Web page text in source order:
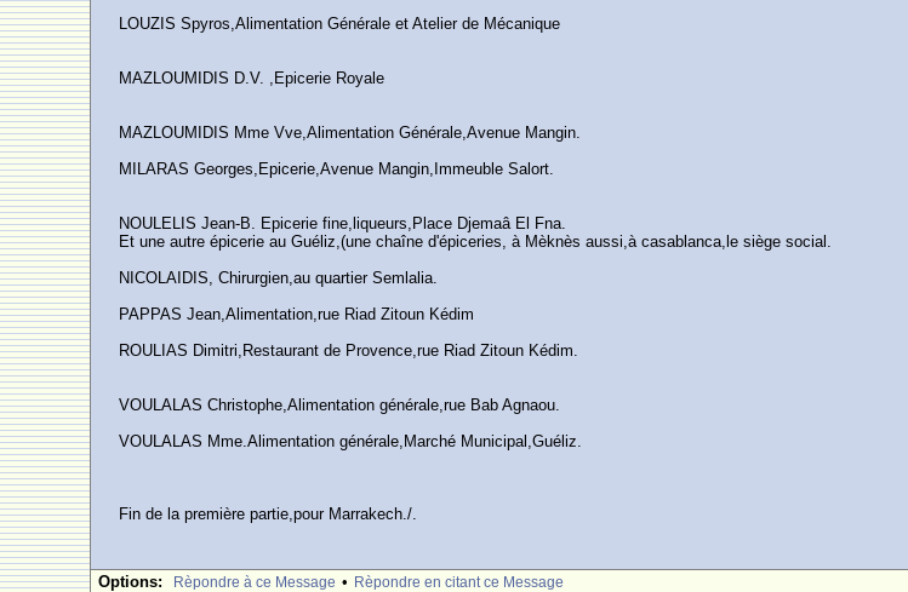
LOUZIS Spyros,Alimentation Générale et Atelier de Mécanique
MAZLOUMIDIS D.V. ,Epicerie Royale
MAZLOUMIDIS Mme Vve,Alimentation Générale,Avenue Mangin.
MILARAS Georges,Epicerie,Avenue Mangin,Immeuble Salort.
NOULELIS Jean-B. Epicerie fine,liqueurs,Place Djemaâ El Fna.
Et une autre épicerie au Guéliz,(une chaîne d'épiceries, à Mèknès aussi,à casablanca,le siège social.
NICOLAIDIS, Chirurgien,au quartier Semlalia.
PAPPAS Jean,Alimentation,rue Riad Zitoun Kédim
ROULIAS Dimitri,Restaurant de Provence,rue Riad Zitoun Kédim.
VOULALAS Christophe,Alimentation générale,rue Bab Agnaou.
VOULALAS Mme.Alimentation générale,Marché Municipal,Guéliz.
Fin de la première partie,pour Marrakech./.
Options: Rèpondre à ce Message • Rèpondre en citant ce Message